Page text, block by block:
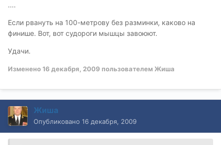
....
Если рвануть на 100-метрову без разминки, каково на
финише. Вот, вот судороги мышцы завоюют.
Удачи.
Изменено16 декабря, 2009 пользователем Жиша
Жиша
Опубликовано 16 декабря, 2009